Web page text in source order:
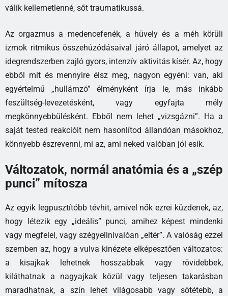
válik kellemetlenné, sőt traumatikussá.
Az orgazmus a medencefenék, a hüvely és a méh körüli
izmok ritmikus összehúzódásaival járó állapot, amelyet az
idegrendszerben zajló gyors, intenzív aktivitás kísér. Az, hogy
ebből mit és mennyire élsz meg, nagyon egyéni: van, aki
egyértelmű „hullámzó” élményként írja le, más inkább
feszültség-levezetésként, vagy egyfajta mély
megkönnyebbülésként. Ebből nem lehet „vizsgázni”. Ha a
saját tested reakcióit nem hasonlítod állandóan másokhoz,
könnyebb észrevenni, mi az, ami neked valóban jól esik.
Változatok, normál anatómia és a „szép
punci” mítosza
Az egyik legpusztítóbb tévhit, amivel nők ezrei küzdenek, az,
hogy létezik egy „ideális” punci, amihez képest mindenki
vagy megfelel, vagy szégyellnivalóan „eltér”. A valóság ezzel
szemben az, hogy a vulva kinézete elképesztően változatos:
a kisajkak lehetnek hosszabbak vagy rövidebbek,
kiláthatnak a nagyajkak közül vagy teljesen takarásban
maradhatnak, a szín lehet világosabb vagy sötétebb, a